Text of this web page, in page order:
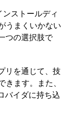
ストールディ
うまくいかない
つの選択肢で
リを通じて、技
ます。また、
バイダに持ち込